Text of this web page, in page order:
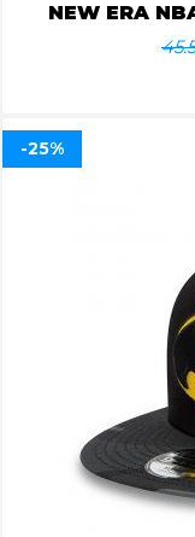
NEW ERA
-25%